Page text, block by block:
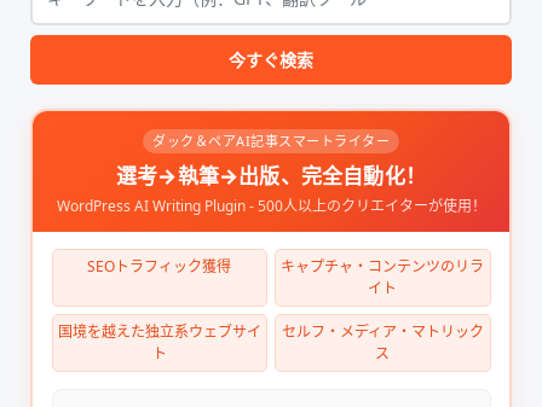
今すぐ検索
ダック＆ペアAI記事スマートライター
選考→執筆→出版、完全自動化！
WordPress AI Writing Plugin - 500人以上のクリエイターが使用！
SEOトラフィック獲得
キャプチャ・コンテンツのリラ
イト
国境を越えた独立系ウェブサイ
ト
セルフ・メディア・マトリック
ス